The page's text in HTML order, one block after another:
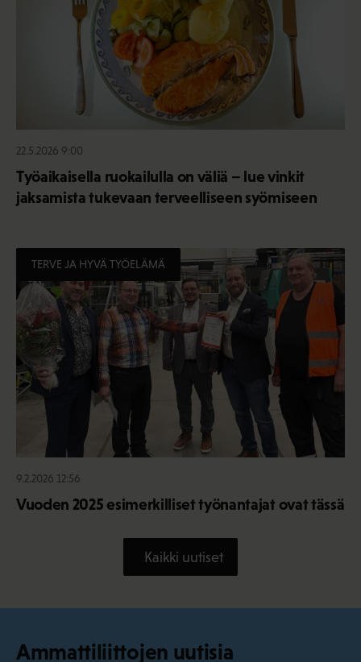
22.5.2026 9:00
Työaikaisella ruokailulla on väliä – lue vinkit
jaksamista tukevaan terveelliseen syömiseen
TERVE JA HYVÄ TYÖELÄMÄ
9.2.2026 12:56
Vuoden 2025 esimerkilliset työnantajat ovat tässä
Kaikki uutiset
Ammattiliittojen uutisia